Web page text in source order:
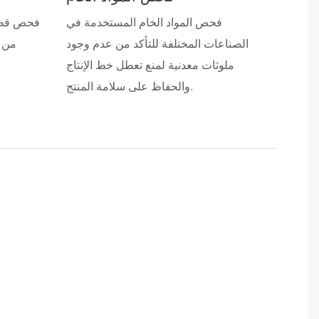
فحص قطع
من
فحص المواد الخام المستخدمة في
الصناعات المختلفة للتأكد من عدم وجود
ملوثات معدنية لمنع تعطل خط الإنتاج
والحفاظ على سلامة المنتج.